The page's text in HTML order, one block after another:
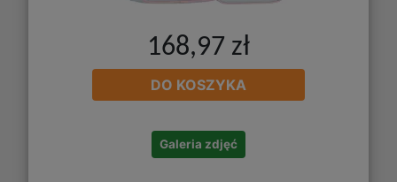
168,97 zł
DO KOSZYKA
Galeria zdjęć